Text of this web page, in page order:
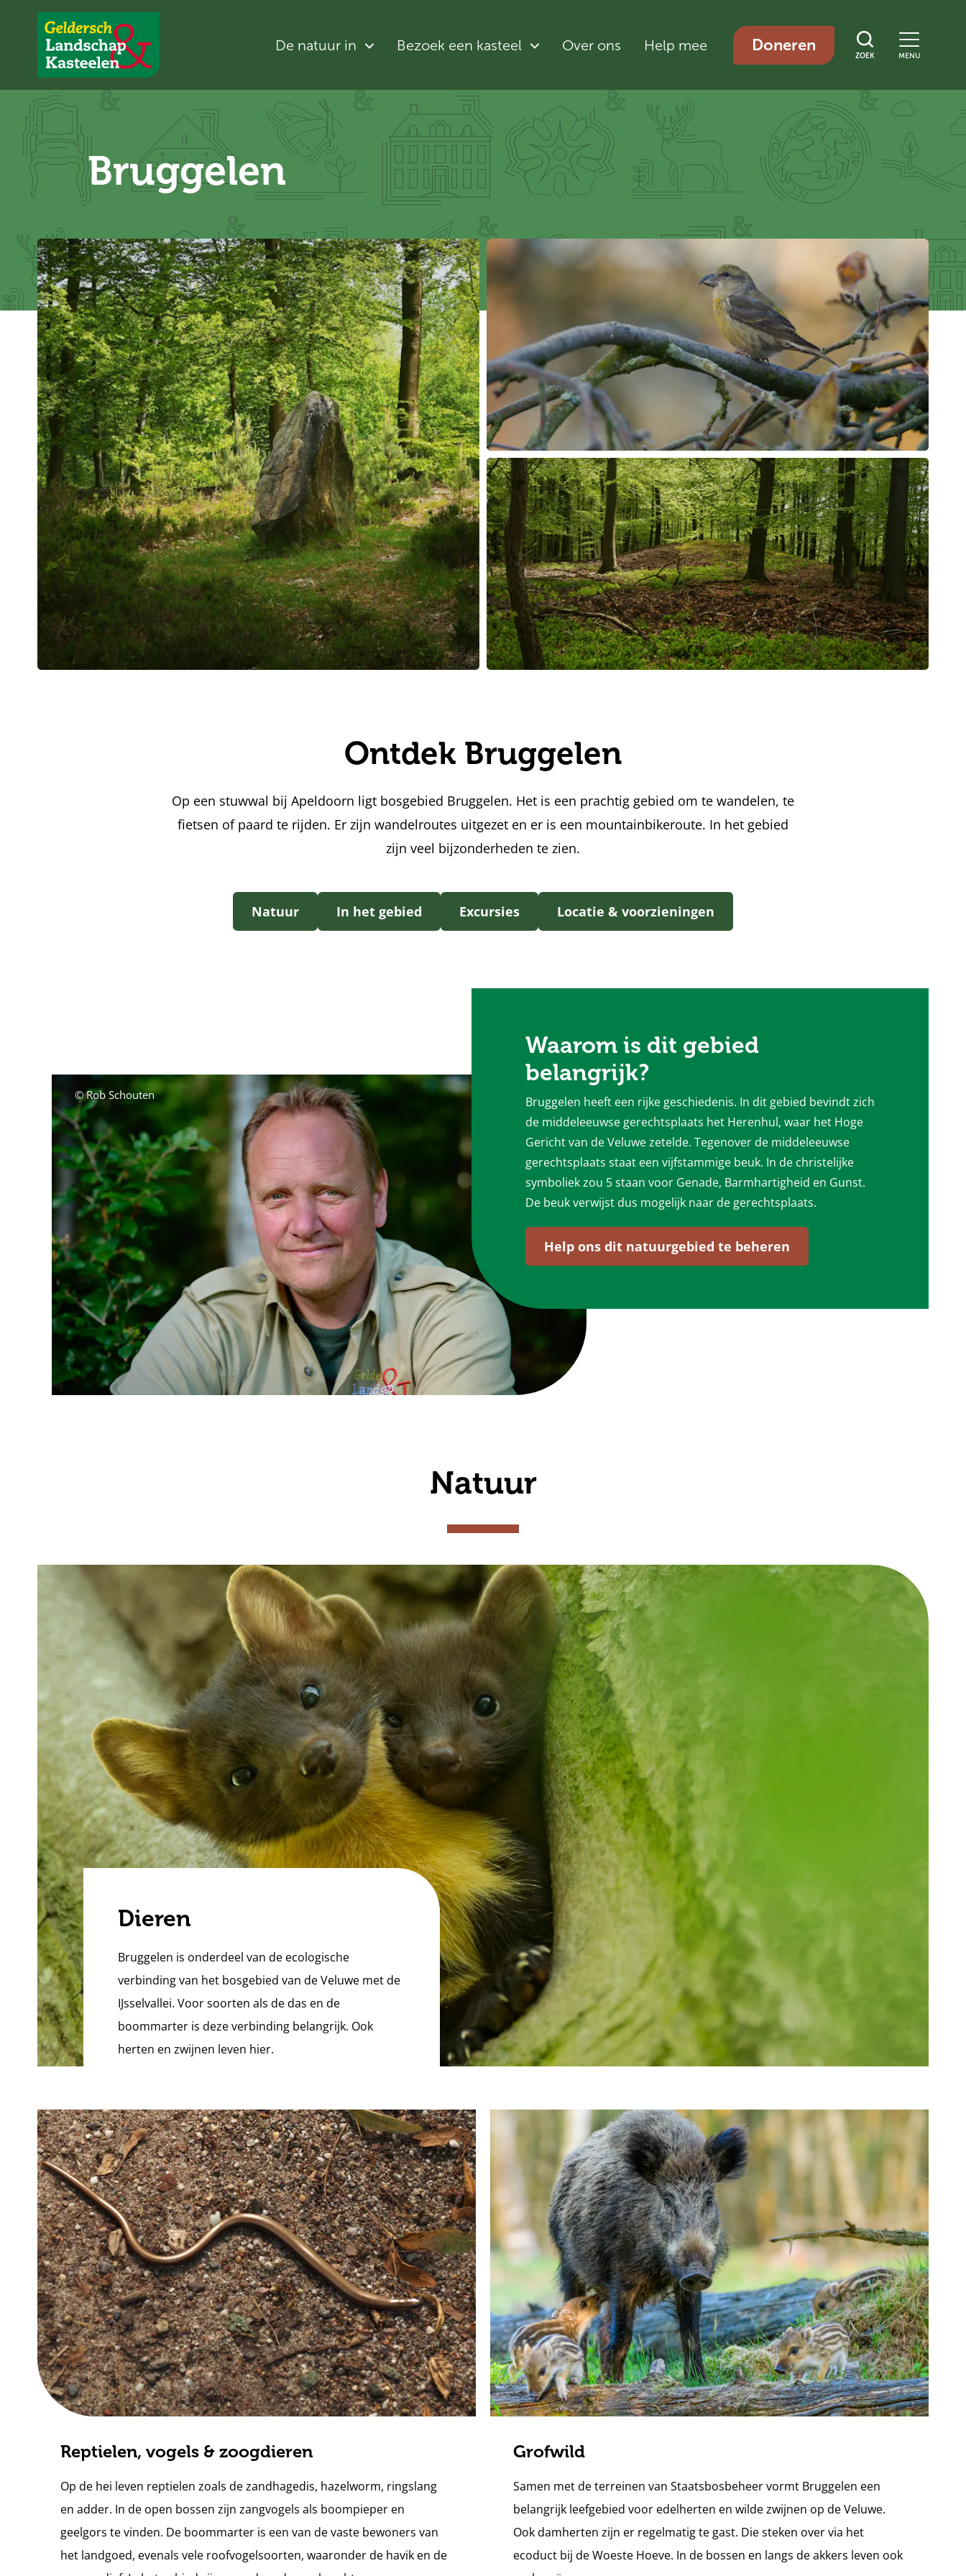
Geldersch
Landschap
en
Kasteelen
De natuur in Bezoek een kasteel Over ons Help mee Doneren
ZOEK MENU
Bruggelen
Ontdek Bruggelen
Op een stuwwal bij Apeldoorn ligt bosgebied Bruggelen. Het is een prachtig gebied om te wandelen, te
fietsen of paard te rijden. Er zijn wandelroutes uitgezet en er is een mountainbikeroute. In het gebied
zijn veel bijzonderheden te zien.
Natuur In het gebied Excursies Locatie & voorzieningen
© Rob Schouten
Waarom is dit gebied
belangrijk?
Bruggelen heeft een rijke geschiedenis. In dit gebied bevindt zich
de middeleeuwse gerechtsplaats het Herenhul, waar het Hoge
Gericht van de Veluwe zetelde. Tegenover de middeleeuwse
gerechtsplaats staat een vijfstammige beuk. In de christelijke
symboliek zou 5 staan voor Genade, Barmhartigheid en Gunst.
De beuk verwijst dus mogelijk naar de gerechtsplaats.
Help ons dit natuurgebied te beheren
Natuur
Dieren
Bruggelen is onderdeel van de ecologische
verbinding van het bosgebied van de Veluwe met de
IJsselvallei. Voor soorten als de das en de
boommarter is deze verbinding belangrijk. Ook
herten en zwijnen leven hier.
Reptielen, vogels & zoogdieren
Op de hei leven reptielen zoals de zandhagedis, hazelworm, ringslang
en adder. In de open bossen zijn zangvogels als boompieper en
geelgors te vinden. De boommarter is een van de vaste bewoners van
het landgoed, evenals vele roofvogelsoorten, waaronder de havik en de
Grofwild
Samen met de terreinen van Staatsbosbeheer vormt Bruggelen een
belangrijk leefgebied voor edelherten en wilde zwijnen op de Veluwe.
Ook damherten zijn er regelmatig te gast. Die steken over via het
ecoduct bij de Woeste Hoeve. In de bossen en langs de akkers leven ook